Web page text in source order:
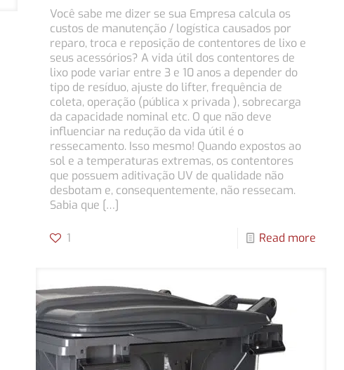
Você sabe me dizer se sua Empresa calcula os
custos de manutenção / logística causados por
reparo, troca e reposição de contentores de lixo e
seus acessórios? A vida útil dos contentores de
lixo pode variar entre 3 e 10 anos a depender do
tipo de resíduo, ajuste do lifter, frequência de
coleta, operação (pública x privada ), sobrecarga
da capacidade nominal etc. O que não deve
influenciar na redução da vida útil é o
ressecamento. Isso mesmo! Quando expostos ao
sol e a temperaturas extremas, os contentores
que possuem aditivação UV de qualidade não
desbotam e, consequentemente, não ressecam.
Sabia que […]
1 Read more